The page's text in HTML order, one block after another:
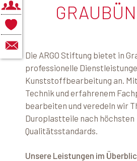
Die ARGO Stiftung bietet in
professionelle
Kunststoffbearbeitung an.
Technik und erfahrenem
bearbeiten und veredeln wir
Duroplastteile nach höchsten
Qualitätsstandards.
Unsere Leistungen im